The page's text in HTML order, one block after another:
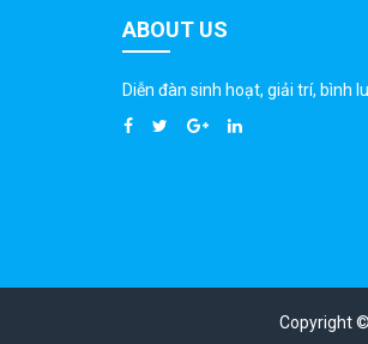
ABOUT US
Diễn đàn sinh hoạt, giải trí, bình
Copyright